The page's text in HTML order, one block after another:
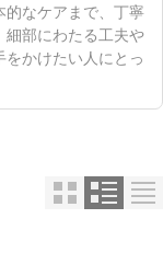
的なケアまで、丁寧
細部にわたる工夫や
かけたい人にとっ